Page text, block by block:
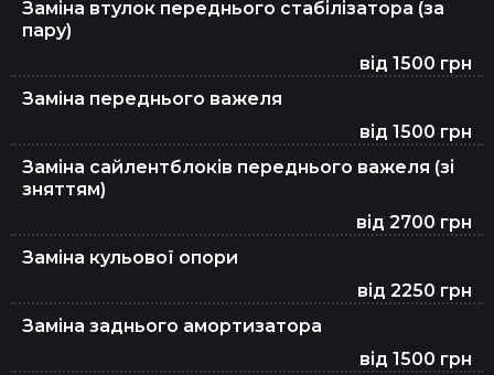
Заміна свічок запалювання
Заміна зчеплення DSG 7
Заміна втулок переднього стабілізатора (за
пару)
від 1500 грн
Заміна переднього важеля
від 1500 грн
Заміна сайлентблоків переднього важеля (зі
зняттям)
від 2700 грн
Заміна кульової опори
від 2250 грн
Заміна заднього амортизатора
від 1500 грн